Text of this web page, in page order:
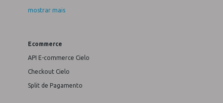
mostrar mais
Ecommerce
API E-commerce Cielo
Checkout Cielo
Split de Pagamento